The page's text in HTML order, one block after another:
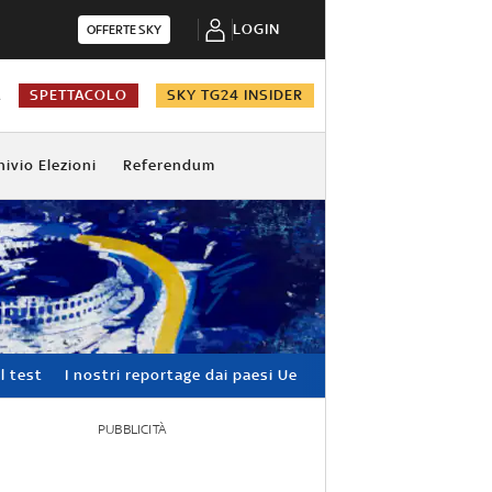
OFFERTE SKY LOGIN
SPETTACOLO SKY TG24 INSIDER
Elezioni Referendum
test I nostri reportage dai paesi Ue
PUBBLICITÀ